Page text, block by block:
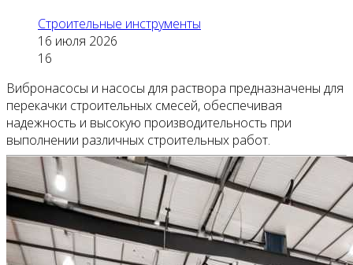
Строительные инструменты
16 июля 2026
16
Вибронасосы и насосы для раствора предназначены для
перекачки строительных смесей, обеспечивая
надежность и высокую производительность при
выполнении различных строительных работ.